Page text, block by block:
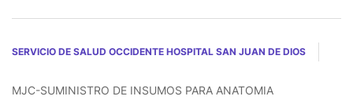
SERVICIO DE SALUD OCCIDENTE HOSPITAL SAN JUAN DE DIOS
MJC-SUMINISTRO DE INSUMOS PARA ANATOMIA